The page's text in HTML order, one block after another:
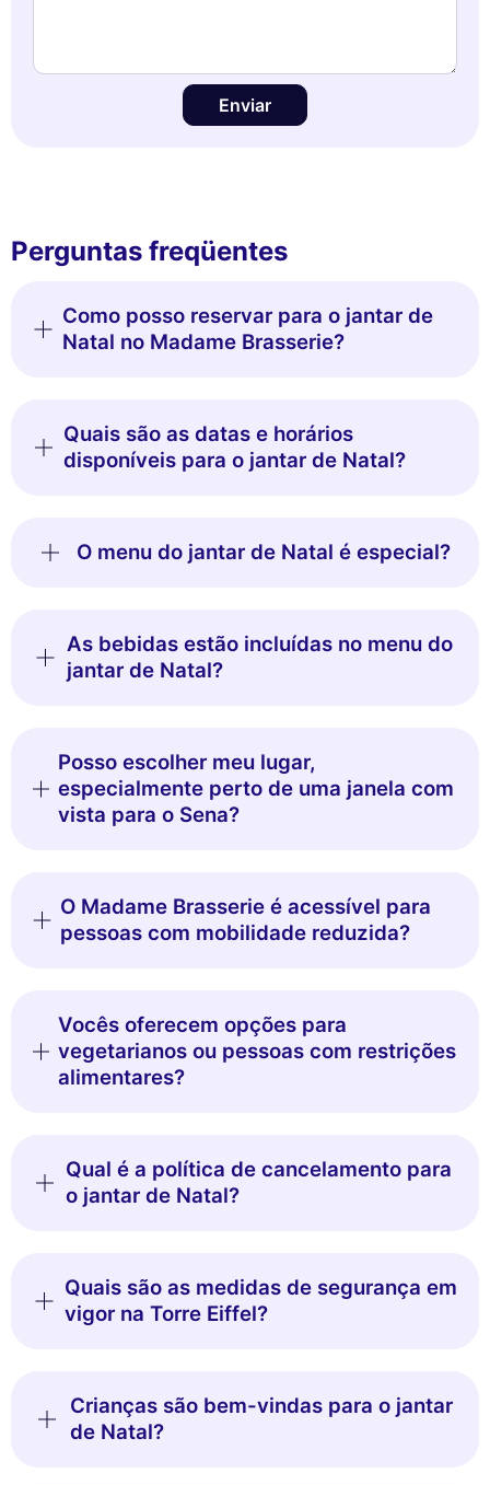
Enviar
Perguntas freqüentes
Como posso reservar para o jantar de
Natal no Madame Brasserie?
Quais são as datas e horários
disponíveis para o jantar de Natal?
O menu do jantar de Natal é especial?
As bebidas estão incluídas no menu do
jantar de Natal?
Posso escolher meu lugar,
especialmente perto de uma janela com
vista para o Sena?
O Madame Brasserie é acessível para
pessoas com mobilidade reduzida?
Vocês oferecem opções para
vegetarianos ou pessoas com restrições
alimentares?
Qual é a política de cancelamento para
o jantar de Natal?
Quais são as medidas de segurança em
vigor na Torre Eiffel?
Crianças são bem-vindas para o jantar
de Natal?